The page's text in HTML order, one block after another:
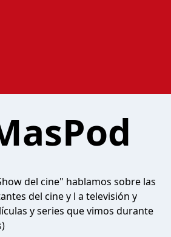
del cine" hablamos sobre las
del cine y l a televisión y
y series que vimos durante